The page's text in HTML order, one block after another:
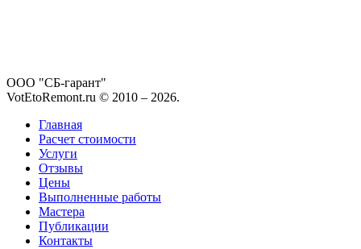
ООО "СБ-гарант"
VotEtoRemont.ru © 2010 – 2026.
Главная
Расчет стоимости
Услуги
Отзывы
Цены
Выполненные работы
Мастера
Публикации
Контакты